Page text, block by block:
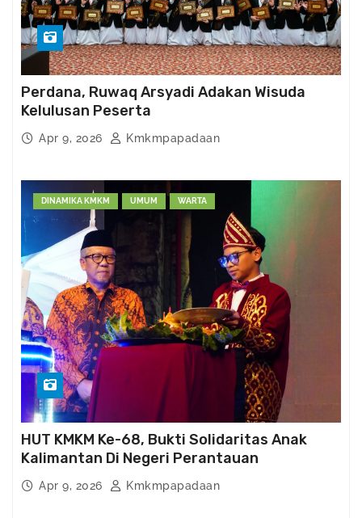
Perdana, Ruwaq Arsyadi Adakan Wisuda
Kelulusan Peserta
Apr 9, 2026 Kmkmpapadaan
DINAMIKA KMKM UMUM WARTA
HUT KMKM Ke-68, Bukti Solidaritas Anak
Kalimantan Di Negeri Perantauan
Apr 9, 2026 Kmkmpapadaan